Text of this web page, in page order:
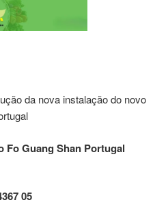
da nova instalação do novo
Fo Guang Shan Portugal
05